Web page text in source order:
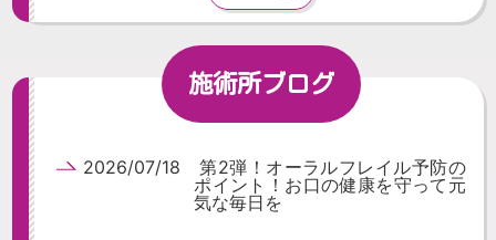
施術所ブログ
2026/07/18 第2弾！オーラルフレイル予防の
ポイント！お口の健康を守って元
気な毎日を